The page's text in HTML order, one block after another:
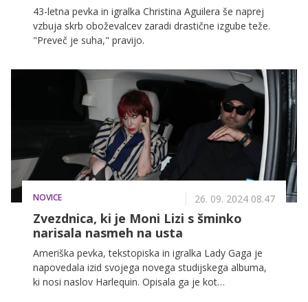
43-letna pevka in igralka Christina Aguilera še naprej
vzbuja skrb oboževalcev zaradi drastične izgube teže.
"Preveč je suha," pravijo.
NOVICE 26. 09. 2024 08.47
Zvezdnica, ki je Moni Lizi s šminko
narisala nasmeh na usta
Ameriška pevka, tekstopiska in igralka Lady Gaga je
napovedala izid svojega novega studijskega albuma,
ki nosi naslov Harlequin. Opisala ga je kot